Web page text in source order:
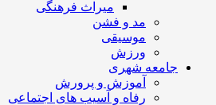
تهران
میراث فرهنگی
مد و فشن
موسیقی
ورزش
جامعه شهری
آموزش و پرورش
رفاه و آسیب های اجتماعی